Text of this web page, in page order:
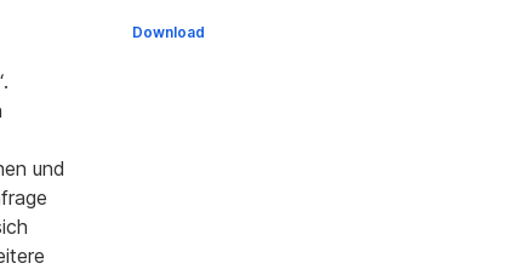
und
Download